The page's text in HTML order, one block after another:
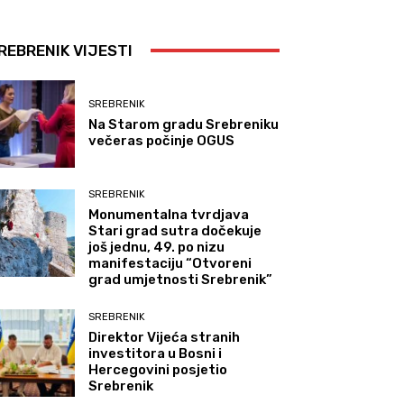
VIJESTI
SREBRENIK
Na Starom gradu Srebreniku
večeras počinje OGUS
SREBRENIK
Monumentalna tvrdjava
Stari grad sutra dočekuje
još jednu, 49. po nizu
manifestaciju “Otvoreni
grad umjetnosti Srebrenik”
SREBRENIK
Direktor Vijeća stranih
investitora u Bosni i
Hercegovini posjetio
Srebrenik